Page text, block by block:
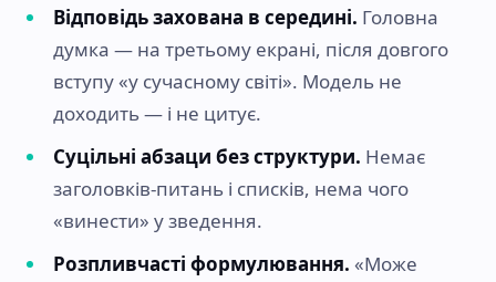
Відповідь захована в середині. Головна
думка — на третьому екрані, після довгого
вступу «у сучасному світі». Модель не
доходить — і не цитує.
Суцільні абзаци без структури. Немає
заголовків-питань і списків, нема чого
«винести» у зведення.
Розпливчасті формулювання. «Може